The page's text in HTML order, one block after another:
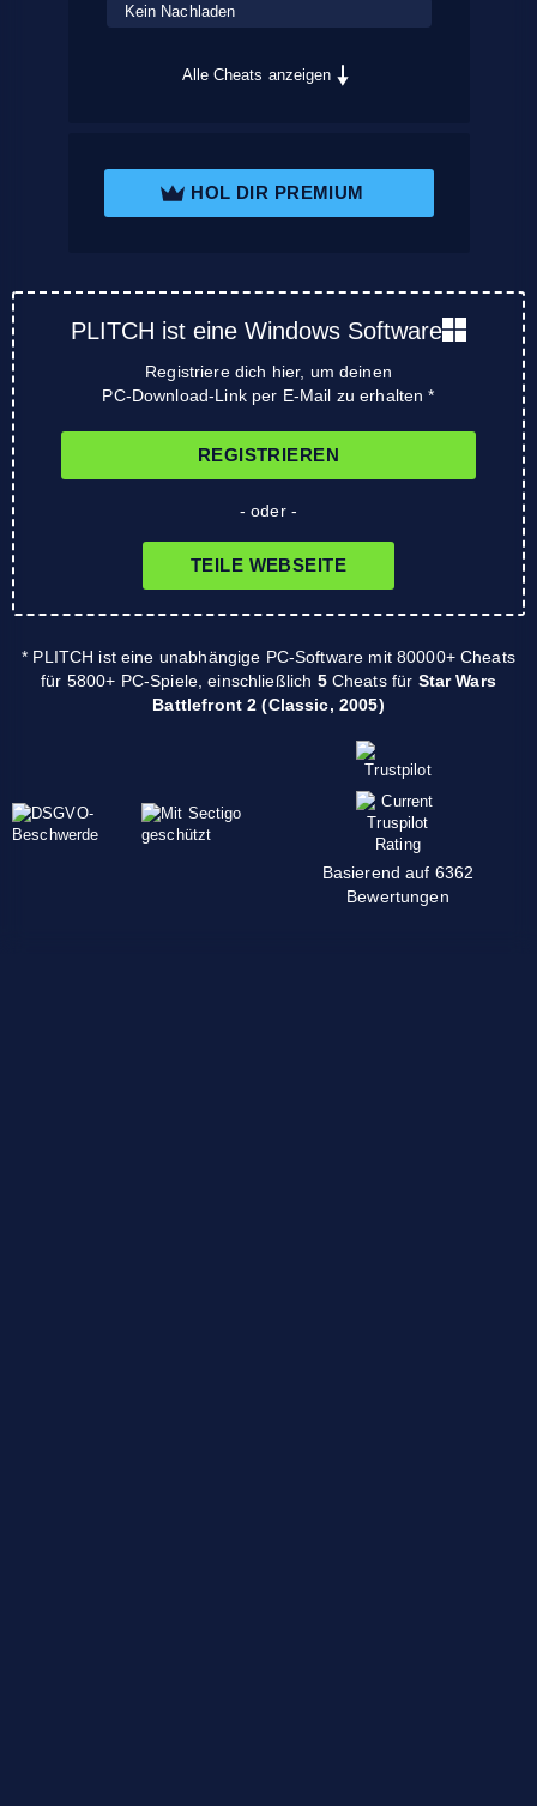
Kein Nachladen
Alle Cheats anzeigen
HOL DIR PREMIUM
PLITCH ist eine Windows Software
Registriere dich hier, um deinen
PC-Download-Link per E-Mail zu erhalten *
REGISTRIEREN
- oder -
TEILE WEBSEITE
* PLITCH ist eine unabhängige PC-Software mit 80000+ Cheats
für 5800+ PC-Spiele, einschließlich 5Cheats für Star Wars
Battlefront 2 (Classic, 2005)
Basierend auf 6362
Bewertungen